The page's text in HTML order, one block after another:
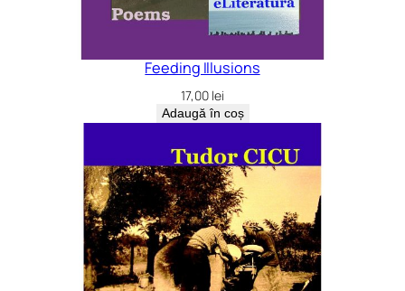
Feeding Illusions
17,00 lei
Adaugă în coș